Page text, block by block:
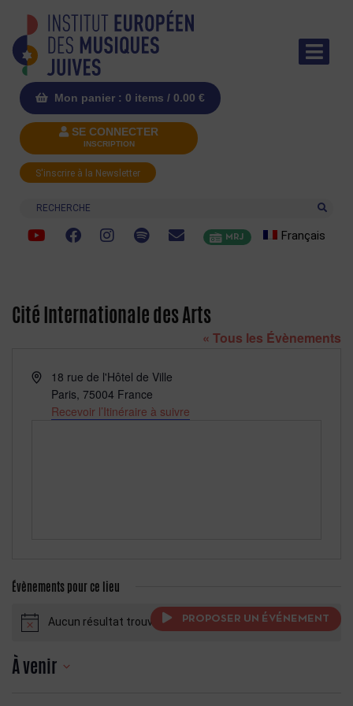
Mon panier : 0 items / 0.00 €
SE CONNECTER
INSCRIPTION
S'inscrire à la Newsletter
Recherche
MRJ Français
Cité Internationale des Arts
« Tous les Évènements
Adresse18 rue de l'Hôtel de Ville
Paris, 75004 France
Recevoir l’Itinéraire à suivre
Évènements pour ce lieu
NoticeAucun résultat trouvé.
À venir
PROPOSER UN ÉVÉNEMENT